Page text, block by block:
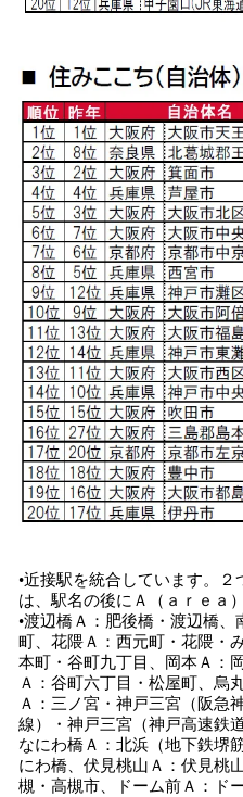
•近接駅を統合しています。
は、駅名の後にＡ（ａｒｅａ
•渡辺橋Ａ：肥後橋・渡辺橋
町、花隈Ａ：西元町・花隈・
本町・谷町九丁目、岡本Ａ：
Ａ：谷町六丁目・松屋町、烏
Ａ：三ノ宮・神戸三宮（阪急
線）・神戸三宮（神戸高速鉄
なにわ橋Ａ：北浜（地下鉄堺
にわ橋、伏見桃山Ａ：伏見桃
槻・高槻市、ドーム前Ａ：ド